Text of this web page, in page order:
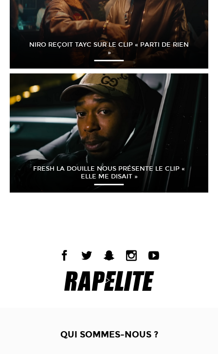
NIRO REÇOIT TAYC SUR LE CLIP « PARTI DE RIEN
»
FRESH LA DOUILLE NOUS PRÉSENTE LE CLIP «
ELLE ME DISAIT »
QUI SOMMES-NOUS ?